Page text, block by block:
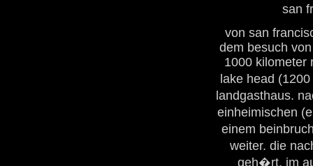
san
von san
dem besuch
1000 kilometer
lake head
landgasthaus.
einheimischen
einem
weiter. die
geh�rt, im